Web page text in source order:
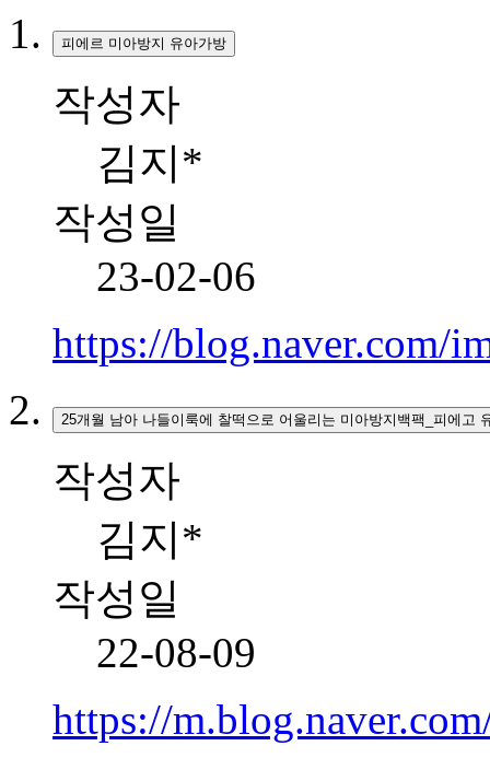
피에르 미아방지 유아가방
작성자
김지*
작성일
23-02-06
https://blog.naver.com/
25개월 남아 나들이룩에 찰떡으로 어울리는 미아방지백팩_피에고
작성자
김지*
작성일
22-08-09
https://